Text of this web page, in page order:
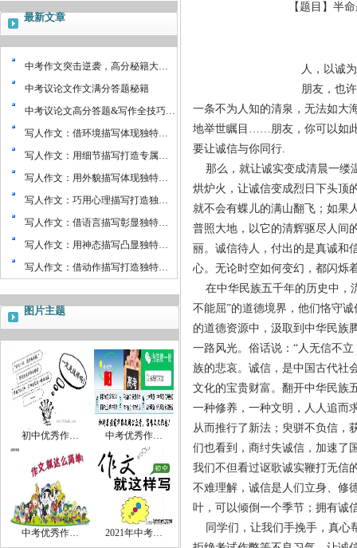
最新文章
中考作文突击逆袭，高分秘籍大…
中考议论文作文满分答题秘籍
中考议论文高分答题&写作全技巧…
写人作文：借环境描写体现独特…
写人作文：用细节描写打造专属…
写人作文：用外貌描写体现独特…
写人作文：巧用心理描写打造独…
写人作文：借语言描写彰显独特…
写人作文：用神态描写凸显独特…
写人作文：借动作描写打造独特…
图片主题
初中优秀作… 中考优秀作…
中考优秀作… 2021年中考…
【题目】半
人，以诚为
朋友，也许
一条不为人知的清泉，无法如大
地举世瞩目……朋友，你可以如
要让诚信与你同行.
那么，就让诚实变成清晨一缕
烘炉火，让诚信变成烈日下头顶
就不会有蝶儿的满山翻飞；如果
普照大地，以它的清辉驱尽人间
丽。诚信待人，付出的是真诚和
心。无论时空如何变幻，都闪烁
在中华民族五千年的历史中，
不能屈”的道德境界，他们恪守
的道德资源中，汲取到中华民族
一路风光。俗话说：“人无信不
族的悲哀。诚信，是中国古代社
文化的宝贵财富。翻开中华民族
一种修养，一种文明，人人追而
从而推行了新法；臾骈不负信，
们也看到，商纣失诚信，加速
我们不但看过讴歌诚实鞭打无信
不难理解，诚信是人们立身、修
叶，可以倾倒一个季节；拥有诚
同学们，让我们手挽手，真心